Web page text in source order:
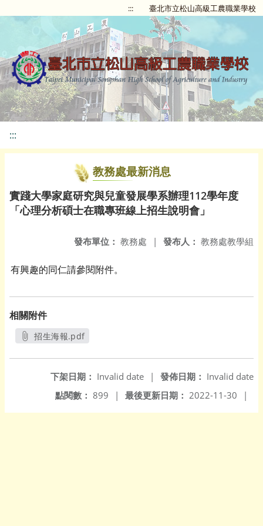
::: 臺北市立松山高級工農職業學校
:::
教務處最新消息
實踐大學家庭研究與兒童發展學系辦理112學年度
「心理分析碩士在職專班線上招生說明會」
發布人： 教務處教學組
發布單位： 教務處 |
有興趣的同仁請參閱附件。
相關附件
招生海報.pdf
發佈日期： Invalid date
下架日期： Invalid date
|
最後更新日期： 2022-11-30 |
點閱數： 899 |